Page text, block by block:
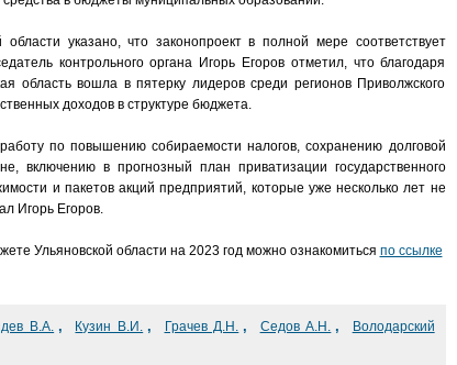
указано, что законопроект в полной мере соответствует
контрольного органа Игорь Егоров отметил, что благодаря
область вошла в пятерку лидеров среди регионов Приволжского
доходов в структуре бюджета.
по повышению собираемости налогов, сохранению долговой
включению в прогнозный план приватизации государственного
и пакетов акций предприятий, которые уже несколько лет не
Игорь Егоров.
Ульяновской области на 2023 год можно ознакомиться по ссылке
В.А. , Кузин В.И. , Грачев Д.Н. , Седов А.Н. ,
Володарский